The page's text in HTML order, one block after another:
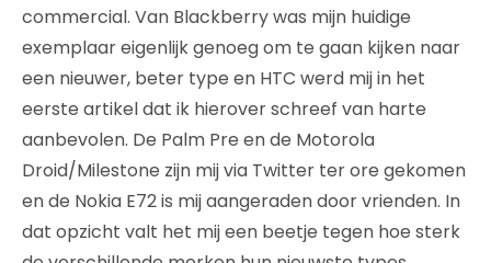
commercial. Van Blackberry was mijn huidige
exemplaar eigenlijk genoeg om te gaan kijken naar
een nieuwer, beter type en HTC werd mij in het
eerste artikel dat ik hierover schreef van harte
aanbevolen. De Palm Pre en de Motorola
Droid/Milestone zijn mij via Twitter ter ore gekomen
en de Nokia E72 is mij aangeraden door vrienden. In
dat opzicht valt het mij een beetje tegen hoe sterk